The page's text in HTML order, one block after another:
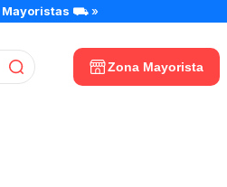
Mayoristas ⛟ »
Zona Mayorista
Webpay
Test